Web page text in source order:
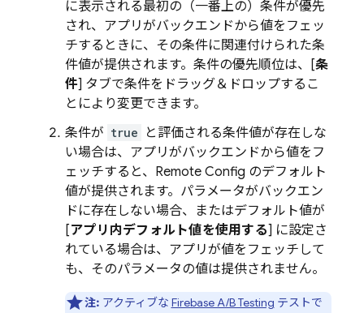
に表示される最初の（一番上の）条件が優先
され、アプリがバックエンドから値をフェッ
チするときに、その条件に関連付けられた条
件値が提供されます。条件の優先順位は、[条
件] タブで条件をドラッグ＆ドロップするこ
とにより変更できます。
条件が true
と評価される条件値が存在しな
い場合は、アプリがバックエンドから値をフ
ェッチすると、 Remote Config のデフォルト
値が提供されます。パラメータがバックエン
ドに存在しない場合、またはデフォルト値が
[アプリ内デフォルト値を使用する] に設定さ
れている場合は、アプリが値をフェッチして
も、そのパラメータの値は提供されません。
注: アクティブな Firebase A/B Testing テストで